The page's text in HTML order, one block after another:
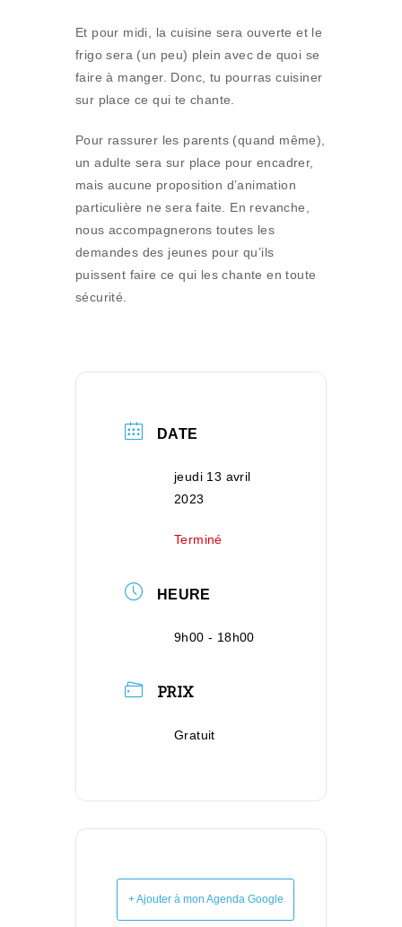
Et pour midi, la cuisine sera ouverte et le
frigo sera (un peu) plein avec de quoi se
faire à manger. Donc, tu pourras cuisiner
sur place ce qui te chante.
Pour rassurer les parents (quand même),
un adulte sera sur place pour encadrer,
mais aucune proposition d’animation
particulière ne sera faite. En revanche,
nous accompagnerons toutes les
demandes des jeunes pour qu’ils
puissent faire ce qui les chante en toute
sécurité.
DATE
jeudi 13 avril
2023
Terminé
HEURE
9h00 - 18h00
PRIX
Gratuit
+ Ajouter à mon Agenda Google